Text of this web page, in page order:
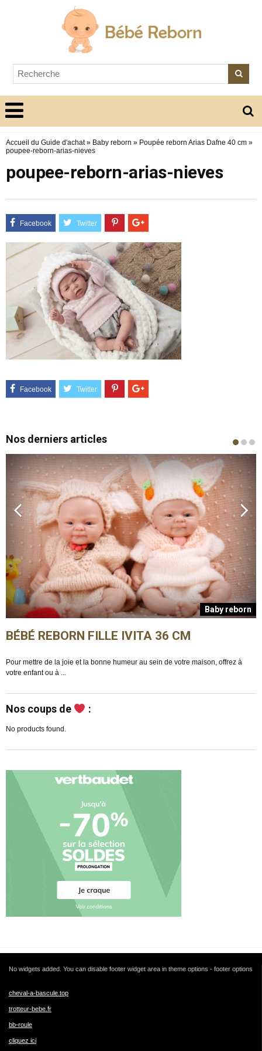
Accueil du Guide d'achat» Baby reborn » Poupée reborn Arias Dafne 40 cm »
poupee-reborn-arias-nieves
poupee-reborn-arias-nieves
Nos derniers articles
Baby reborn
BÉBÉ REBORN FILLE IVITA 36 CM
Pour mettre de la joie et la bonne humeur au sein de votre maison, offrez à
votre enfant ou à ...
Nos coups de :
No products found.
No widgets added. You can disable footer widget area in theme options - footer options
cheval-a-bascule.top
trotteur-bebe.fr
bb-roule
cliquez ici